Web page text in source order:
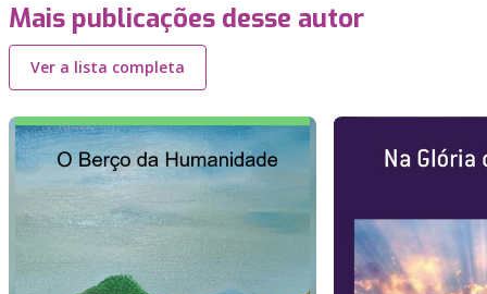
Mais publicações desse autor
Ver a lista completa